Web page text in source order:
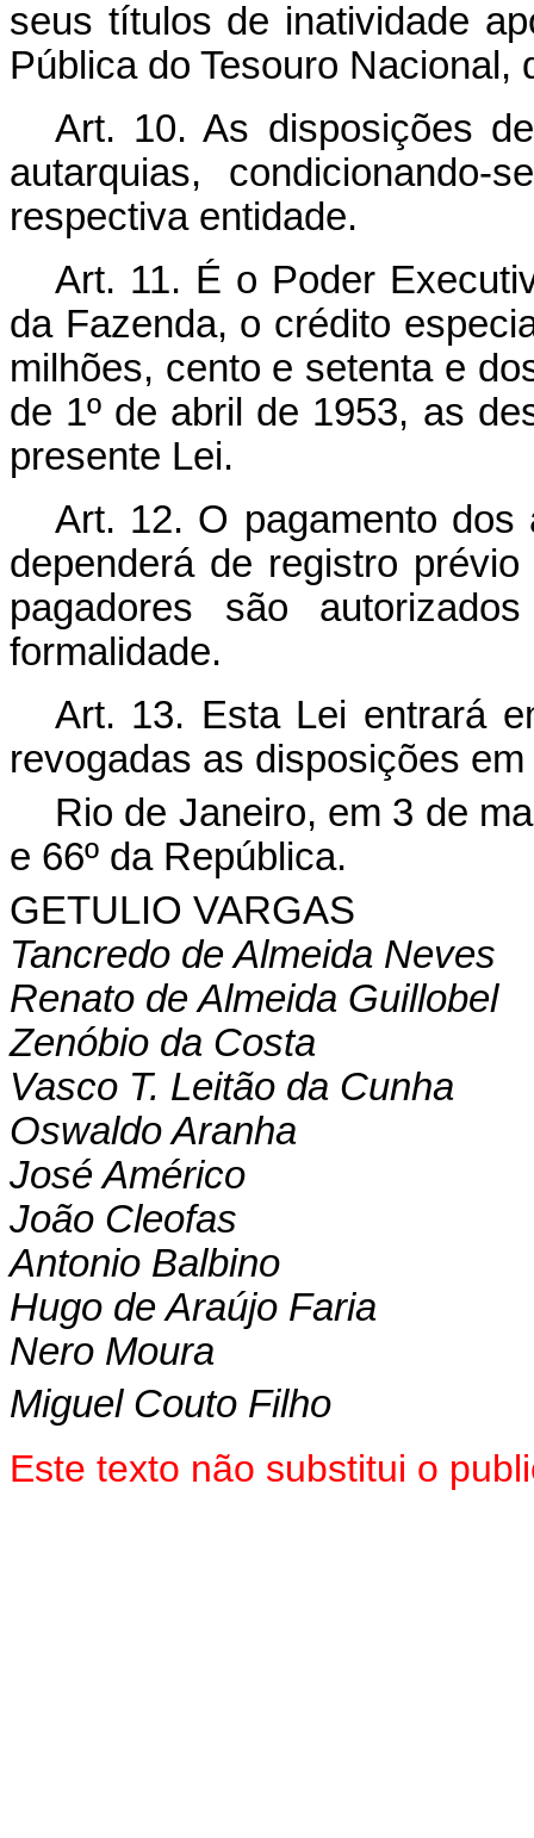
seus títulos de inatividade
Pública do Tesouro Nacional,
Art. 10. As disposições
autarquias, condicionando-
respectiva entidade.
Art. 11. É o Poder
da Fazenda, o crédito
milhões, cento e setenta e
de 1º de abril de 1953, as
presente Lei.
Art. 12. O pagamento dos
dependerá de registro
pagadores são
formalidade.
Art. 13. Esta Lei entrará
revogadas as disposições
Rio de Janeiro, em 3 de
e 66º da República.
GETULIO VARGAS
Tancredo de Almeida Neves
Renato de Almeida Guillobel
Zenóbio da Costa
Vasco T. Leitão da Cunha
Oswaldo Aranha
José Américo
João Cleofas
Antonio Balbino
Hugo de Araújo Faria
Nero Moura
Miguel Couto Filho
Este texto não substitui o